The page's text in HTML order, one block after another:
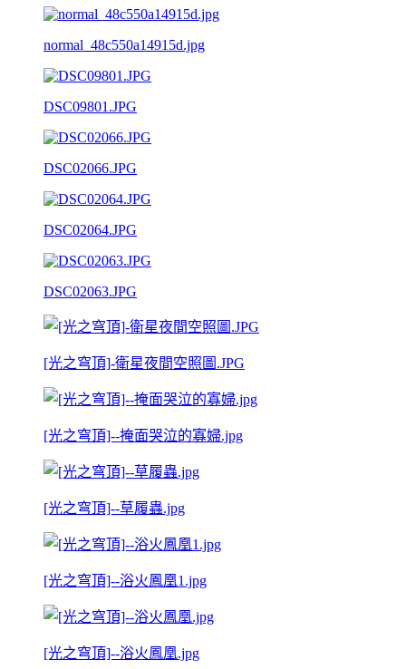
normal_48c550a14915d.jpg
DSC09801.JPG
DSC02066.JPG
DSC02064.JPG
DSC02063.JPG
[光之穹頂]-衛星夜間空照圖.JPG
[光之穹頂]--掩面哭泣的寡婦.jpg
[光之穹頂]--草履蟲.jpg
[光之穹頂]--浴火鳳凰1.jpg
[光之穹頂]--浴火鳳凰.jpg